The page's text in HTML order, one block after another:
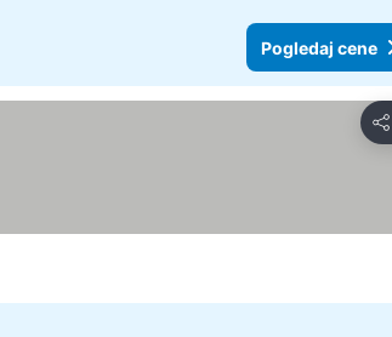
Pogledaj cene
Deli